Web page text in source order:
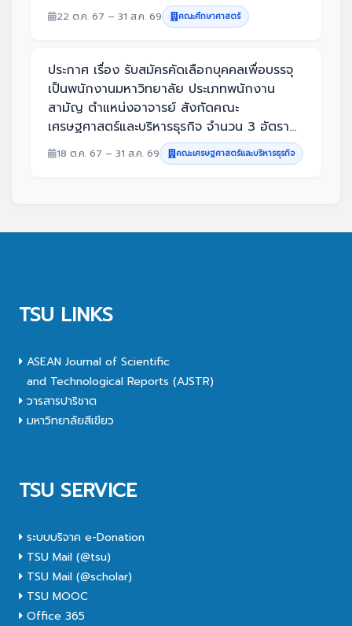
22 ต.ค. 67 – 31 ส.ค. 69 คณะศึกษาศาสตร์
ประกาศ เรื่อง รับสมัครคัดเลือกบุคคลเพื่อบรรจุ
เป็นพนักงานมหาวิทยาลัย ประเภทพนักงาน
สามัญ ตำแหน่งอาจารย์ สังกัดคณะ
เศรษฐศาสตร์และบริหารธุรกิจ จำนวน 3 อัตรา...
18 ต.ค. 67 – 31 ส.ค. 69 คณะเศรษฐศาสตร์และบริหารธุรกิจ
TSU LINKS
ASEAN Journal of Scientific
and Technological Reports (AJSTR)
วารสารปาริชาต
มหาวิทยาลัยสีเขียว
TSU SERVICE
ระบบบริจาค e-Donation
TSU Mail (@tsu)
TSU Mail (@scholar)
TSU MOOC
Office 365